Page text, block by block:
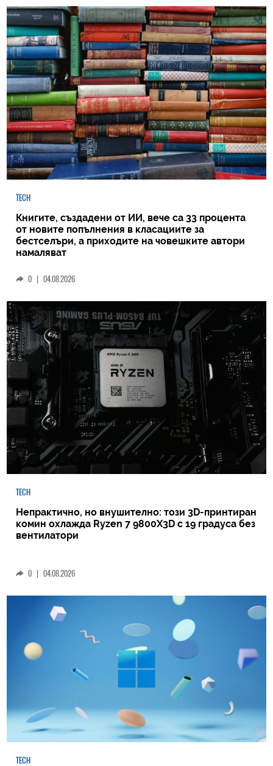
TECH
Книгите, създадени от ИИ, вече са 33 процента
от новите попълнения в класациите за
бестселъри, а приходите на човешките автори
намаляват
0 | 04.08.2026
TECH
Непрактично, но внушително: този 3D-принтиран
комин охлажда Ryzen 7 9800X3D с 19 градуса без
вентилатори
0 04.08.2026
TECH